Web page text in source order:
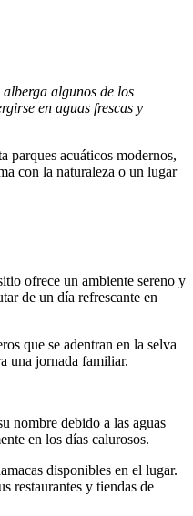
algunos de los
en aguas frescas y
parques acuáticos modernos,
con la naturaleza o un lugar
ofrece un ambiente sereno y
de un día refrescante en
que se adentran en la selva
una jornada familiar.
nombre debido a las aguas
en los días calurosos.
disponibles en el lugar.
restaurantes y tiendas de